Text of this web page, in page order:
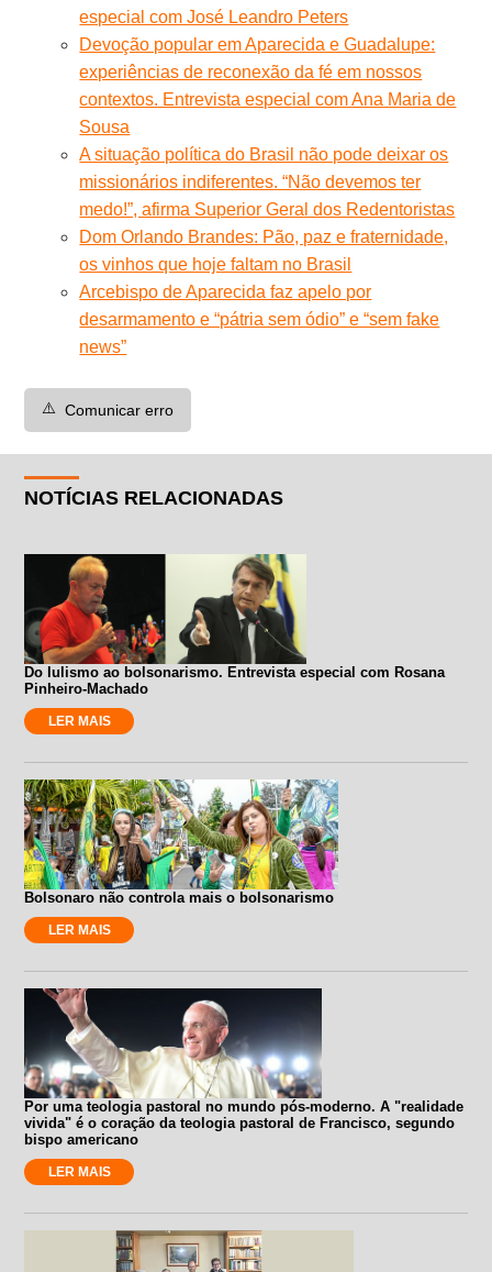
especial com José Leandro Peters
Devoção popular em Aparecida e Guadalupe:
experiências de reconexão da fé em nossos
contextos. Entrevista especial com Ana Maria de
Sousa
A situação política do Brasil não pode deixar os
missionários indiferentes. “Não devemos ter
medo!”, afirma Superior Geral dos Redentoristas
Dom Orlando Brandes: Pão, paz e fraternidade,
os vinhos que hoje faltam no Brasil
Arcebispo de Aparecida faz apelo por
desarmamento e “pátria sem ódio” e “sem fake
news”
⚠️ Comunicar erro
NOTÍCIAS RELACIONADAS
Do lulismo ao bolsonarismo. Entrevista especial com Rosana
Pinheiro-Machado
LER MAIS
Bolsonaro não controla mais o bolsonarismo
LER MAIS
Por uma teologia pastoral no mundo pós-moderno. A "realidade
vivida" é o coração da teologia pastoral de Francisco, segundo
bispo americano
LER MAIS